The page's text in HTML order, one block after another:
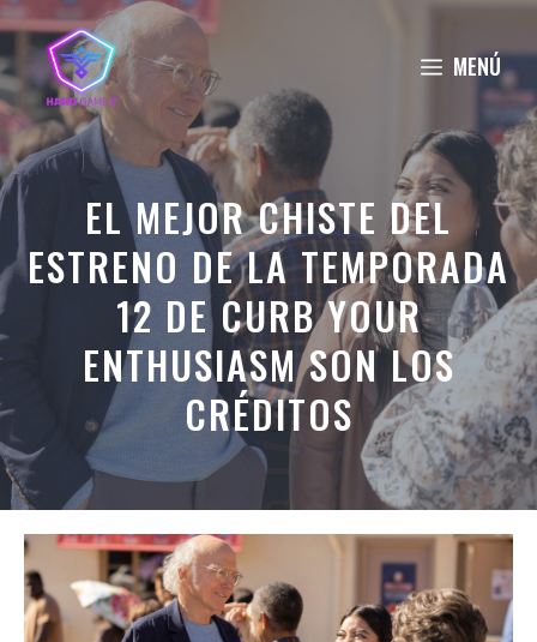
Saltar
contenido
MENÚ
EL MEJOR CHISTE DEL
ESTRENO DE LA TEMPORADA
12 DE CURB YOUR
ENTHUSIASM SON LOS
CRÉDITOS